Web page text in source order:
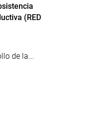
(RED
de la...